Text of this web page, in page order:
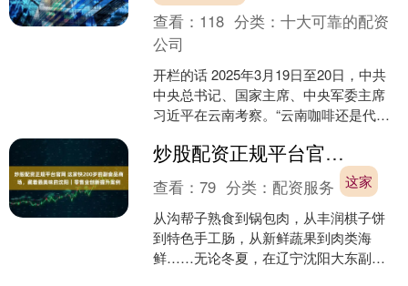
查看： 118 分类：十大可靠的配资
公司
开栏的话 2025年3月19日至20日，中共
中央总书记、国家主席、中央军委主席
习近平在云南考察。“云南咖啡还是代表
们倍感振奋....
炒股配资正规平台官网 这家快200岁的副食品商场，藏着最美味的沈阳｜零售业创新提升案例
这家
查看：79 分类：配资服务
从沟帮子熟食到锅包肉，从丰润棋子饼
到特色手工肠，从新鲜蔬果到肉类海
鲜……无论冬夏，在辽宁沈阳大东副食